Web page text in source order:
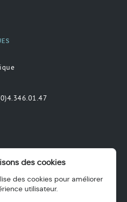
MAS. Toute déclaration
délimiter le champ des
qui peuvent être exercés et
une relation légale.
des cookies
des cookies pour améliorer
utilisateur.